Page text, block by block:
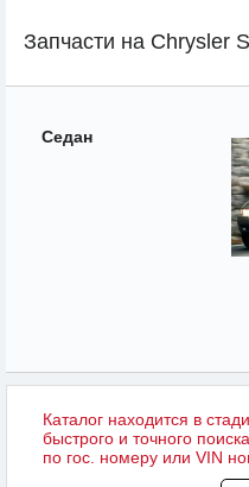
Запчасти на Chrysler
Седан
Каталог находится в
быстрого и точного
по гос. номеру или VIN